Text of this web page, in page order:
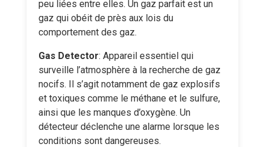
peu liées entre elles. Un gaz parfait est un
gaz qui obéit de près aux lois du
comportement des gaz.
Gas Detector: Appareil essentiel qui
surveille l’atmosphère à la recherche de gaz
nocifs. Il s’agit notamment de gaz explosifs
et toxiques comme le méthane et le sulfure,
ainsi que les manques d’oxygène. Un
détecteur déclenche une alarme lorsque les
conditions sont dangereuses.